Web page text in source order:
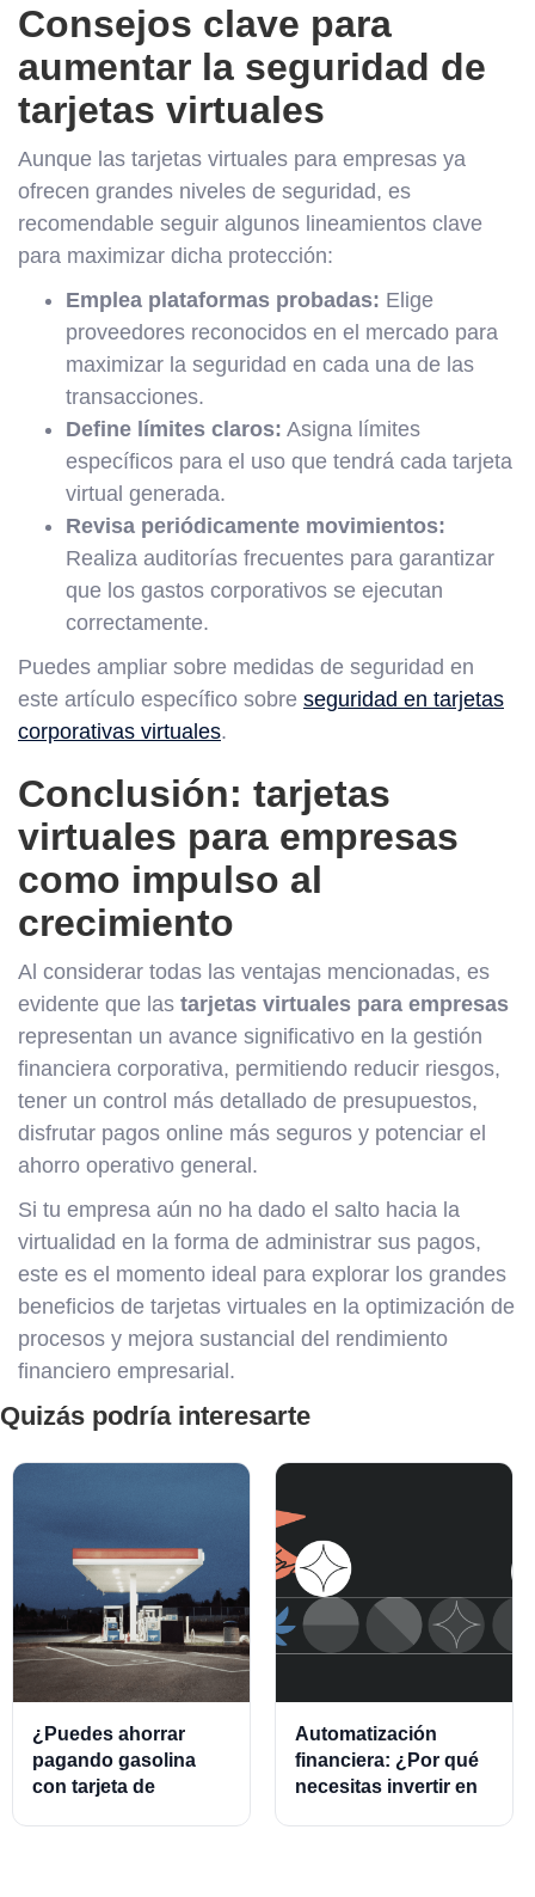
Consejos clave para
aumentar la seguridad de
tarjetas virtuales
Aunque las tarjetas virtuales para empresas ya
ofrecen grandes niveles de seguridad, es
recomendable seguir algunos lineamientos clave
para maximizar dicha protección:
Emplea plataformas probadas: Elige
proveedores reconocidos en el mercado para
maximizar la seguridad en cada una de las
transacciones.
Define límites claros: Asigna límites
específicos para el uso que tendrá cada tarjeta
virtual generada.
Revisa periódicamente movimientos:
Realiza auditorías frecuentes para garantizar
que los gastos corporativos se ejecutan
correctamente.
Puedes ampliar sobre medidas de seguridad en
este artículo específico sobre seguridad en tarjetas
corporativas virtuales.
Conclusión: tarjetas
virtuales para empresas
como impulso al
crecimiento
Al considerar todas las ventajas mencionadas, es
evidente que las tarjetas virtuales para empresas
representan un avance significativo en la gestión
financiera corporativa, permitiendo reducir riesgos,
tener un control más detallado de presupuestos,
disfrutar pagos online más seguros y potenciar el
ahorro operativo general.
Si tu empresa aún no ha dado el salto hacia la
virtualidad en la forma de administrar sus pagos,
este es el momento ideal para explorar los grandes
beneficios de tarjetas virtuales en la optimización de
procesos y mejora sustancial del rendimiento
financiero empresarial.
Quizás podría interesarte
¿Puedes ahorrar
pagando gasolina
con tarjeta de
Automatización
financiera: ¿Por qué
necesitas invertir en